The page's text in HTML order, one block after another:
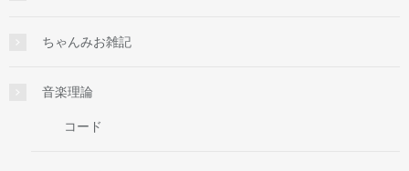
ちゃんみお雑記
音楽理論
コード